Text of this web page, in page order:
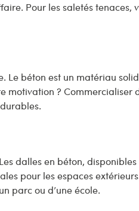
Pour les saletés tenaces,
Le béton est un matériau
motivation ? Commercialiser
dalles en béton,
pour les espaces
parc ou d’une école.